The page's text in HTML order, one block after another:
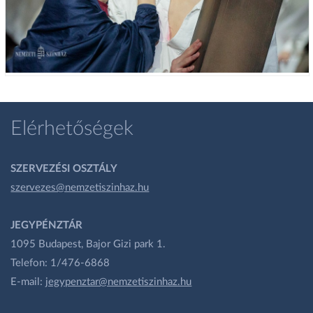
Elérhetőségek
SZERVEZÉSI OSZTÁLY
szervezes@nemzetiszinhaz.hu
JEGYPÉNZTÁR
1095 Budapest, Bajor Gizi park 1.
Telefon: 1/476-6868
E-mail: jegypenztar@nemzetiszinhaz.hu